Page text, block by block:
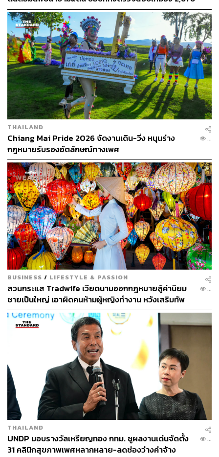
จุด ด้านทูตจีนรับปากส่งข้อมูลถึงรัฐบาลกลาง
THAILAND
Chiang Mai Pride 2026 จัดงานเดิน-วิ่ง หนุนร่าง
กฎหมายรับรองอัตลักษณ์ทางเพศ
...
BUSINESS / LIFESTYLE & PASSION
สวนกระแส Tradwife เวียดนามออกกฎหมายสู้ค่านิยม
ชายเป็นใหญ่ เอาผิดคนห้ามผู้หญิงทำงาน หวังเสริมทัพ
ภาคการผลิตระยะยาว
...
THAILAND
UNDP มอบรางวัลเหรียญทอง กทม. ชูผลงานเด่นจัดตั้ง
31 คลินิกสุขภาพเพศหลากหลาย-ลดช่องว่างค่าจ้าง
...